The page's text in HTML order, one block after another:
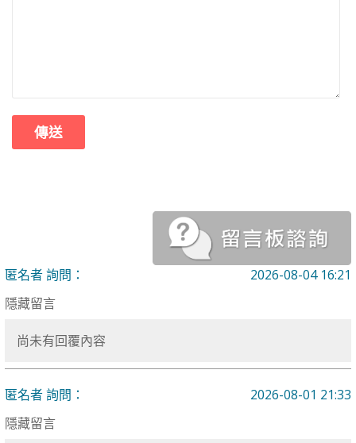
匿名者 詢問：
2026-08-04 16:21
隱藏留言
尚未有回覆內容
匿名者 詢問：
2026-08-01 21:33
隱藏留言